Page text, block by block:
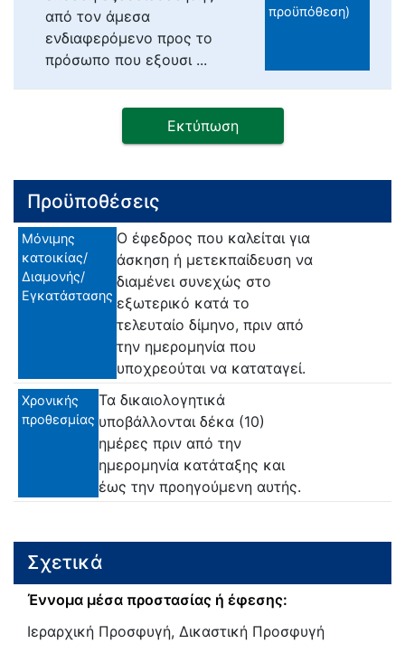
από τον άμεσα
ενδιαφερόμενο προς το
πρόσωπο που εξουσι ...
προϋπόθεση)
Εκτύπωση
Προϋποθέσεις
Μόνιμης
κατοικίας/
Διαμονής/
Εγκατάστασης
Ο έφεδρος που καλείται για
άσκηση ή μετεκπαίδευση να
διαμένει συνεχώς στο
εξωτερικό κατά το
τελευταίο δίμηνο, πριν από
την ημερομηνία που
υποχρεούται να καταταγεί.
Χρονικής
προθεσμίας
Τα δικαιολογητικά
υποβάλλονται δέκα (10)
ημέρες πριν από την
ημερομηνία κατάταξης και
έως την προηγούμενη αυτής.
Σχετικά
Έννομα μέσα προστασίας ή έφεσης:
Ιεραρχική Προσφυγή, Δικαστική Προσφυγή